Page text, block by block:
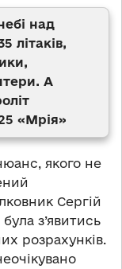
над
літаків,
А
«Мрія»
якого не
Сергій
з’явитись
розрахунків.